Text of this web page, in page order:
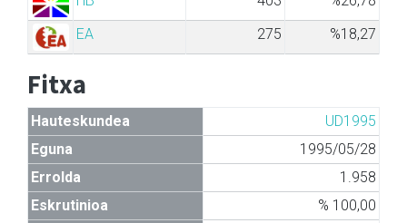
EA
275 %18,27
Fitxa
Hauteskundea
UD1995
Eguna
1995/05/28
Errolda
1.958
Eskrutinioa
% 100,00